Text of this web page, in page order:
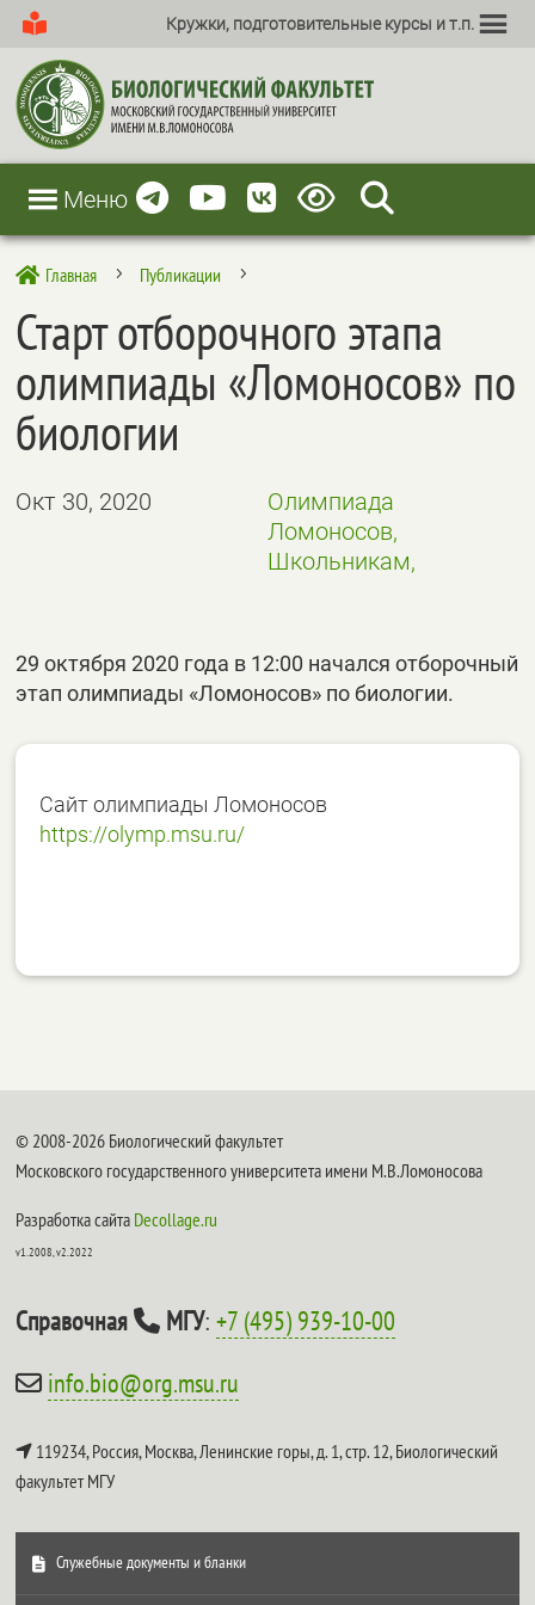
Кружки, подготовительные курсы и т.п.
Меню
 Главная 5 Публикации 5
Старт отборочного этапа
олимпиады «Ломоносов» по
биологии
Окт 30, 2020
Олимпиада
Ломоносов,
Школьникам,
29 октября 2020 года в 12:00 начался отборочный
этап олимпиады «Ломоносов» по биологии.
Сайт олимпиады Ломоносов
https://olymp.msu.ru/
© 2008-2026 Биологический факультет
Московского государственного университета имени М.В.Ломоносова
Разработка сайта Decollage.ru
v1.2008, v2.2022
Справочная МГУ:+7 (495) 939-10-00
info.bio@org.msu.ru
119234, Россия, Москва, Ленинские горы, д. 1, стр. 12,Биологический
факультет МГУ
Служебные документы и бланки